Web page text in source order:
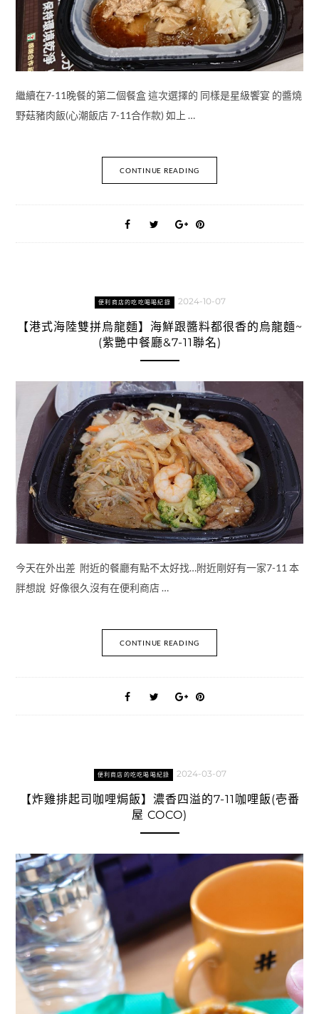
繼續在7-11晚餐的第二個餐盒 這次選擇的 同樣是星級饗宴 的醬燒
野菇豬肉飯(心潮飯店 7-11合作款) 如上 …
CONTINUE READING
便利商店的吃吃喝喝紀錄 2024-10-07
【港式海陸雙拼烏龍麵】海鮮跟醬料都很香的烏龍麵~
(紫艷中餐廳&7-11聯名)
今天在外出差 附近的餐廳有點不太好找…附近剛好有一家7-11 本
胖想說 好像很久沒有在便利商店 …
CONTINUE READING
便利商店的吃吃喝喝紀錄 2024-03-07
【炸雞排起司咖哩焗飯】濃香四溢的7-11咖哩飯(壱番
屋 COCO)